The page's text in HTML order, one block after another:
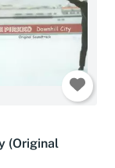
(Original